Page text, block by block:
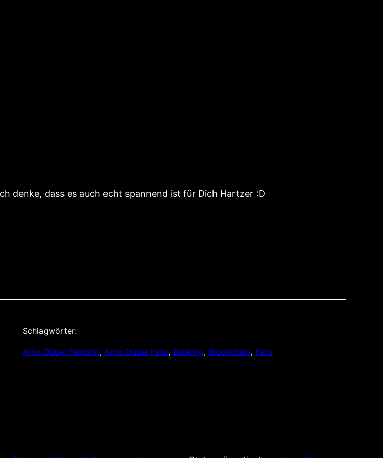
denke, dass es auch echt spannend ist für Dich Hartzer :D
Schlagwörter:
Arno Dübel Fanpost, Arno Dübel Fans, Banking, Blockchain, Fans